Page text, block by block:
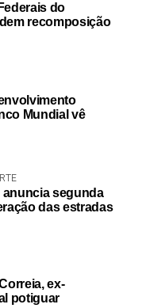
do
recomposição
Mundial vê
segunda
das estradas
ex-
potiguar